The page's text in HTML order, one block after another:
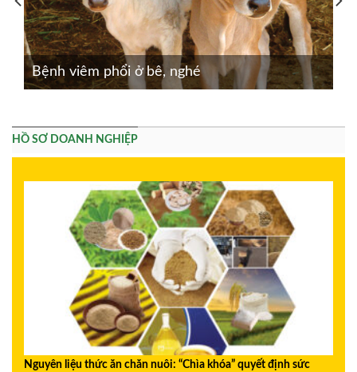
Bệnh viêm phổi ở bê, nghé
HỒ SƠ DOANH NGHIỆP
Nguyên liệu thức ăn chăn nuôi: “Chìa khóa” quyết định sức